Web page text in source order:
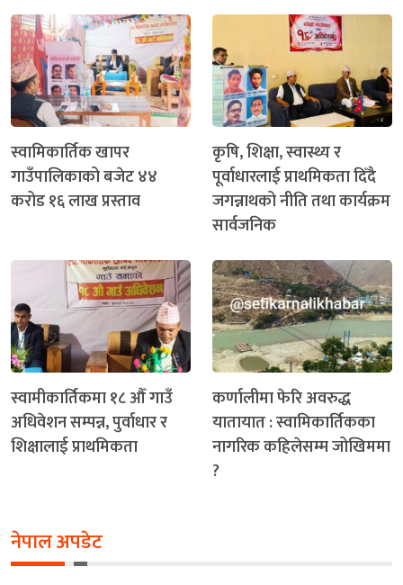
स्वामिकार्तिक खापर
गाउँपालिकाको बजेट ४४
करोड १६ लाख प्रस्ताव
कृषि, शिक्षा, स्वास्थ्य र
पूर्वाधारलाई प्राथमिकता दिँदै
जगन्नाथको नीति तथा कार्यक्रम
सार्वजनिक
स्वामीकार्तिकमा १८ औँ गाउँ
अधिवेशन सम्पन्न, पुर्वाधार र
शिक्षालाई प्राथमिकता
कर्णालीमा फेरि अवरुद्ध
यातायात : स्वामिकार्तिकका
नागरिक कहिलेसम्म जोखिममा
?
नेपाल अपडेट